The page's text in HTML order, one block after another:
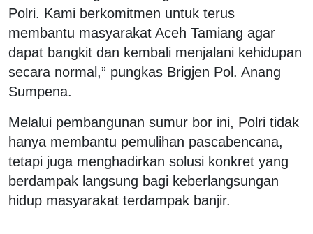
Polri. Kami berkomitmen untuk terus
membantu masyarakat Aceh Tamiang agar
dapat bangkit dan kembali menjalani kehidupan
secara normal,” pungkas Brigjen Pol. Anang
Sumpena.
Melalui pembangunan sumur bor ini, Polri tidak
hanya membantu pemulihan pascabencana,
tetapi juga menghadirkan solusi konkret yang
berdampak langsung bagi keberlangsungan
hidup masyarakat terdampak banjir.